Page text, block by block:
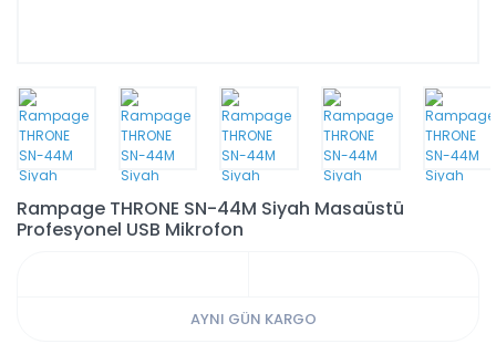
Rampage THRONE SN-44M Siyah Masaüstü
Profesyonel USB Mikrofon
AYNI GÜN KARGO